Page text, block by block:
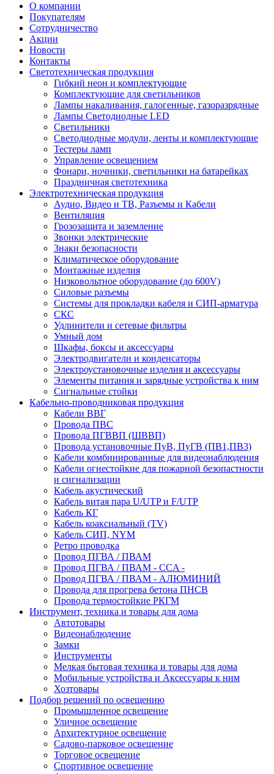
О компании
Покупателям
Сотрудничество
Акции
Новости
Контакты
Светотехническая продукция
Гибкий неон и комплектующие
Комплектующие для светильников
Лампы накаливания, галогенные, газоразрядные
Лампы Светодиодные LED
Светильники
Светодиодные модули, ленты и комплектующие
Тестеры ламп
Управление освещением
Фонари, ночники, светильники на батарейках
Праздничная светотехника
Электротехническая продукция
Аудио, Видео и ТВ, Разъемы и Кабели
Вентиляция
Грозозащита и заземление
Звонки электрические
Знаки безопасности
Климатическое оборудование
Монтажные изделия
Низковольтное оборудование (до 600V)
Силовые разъемы
Системы для прокладки кабеля и СИП-арматура
СКС
Удлинители и сетевые фильтры
Умный дом
Шкафы, боксы и аксессуары
Электродвигатели и конденсаторы
Электроустановочные изделия и аксессуары
Элементы питания и зарядные устройства к ним
Сигнальные стойки
Кабельно-проводниковая продукция
Кабели ВВГ
Провода ПВС
Провода ПГВВП (ШВВП)
Провода установочные ПуВ, ПуГВ (ПВ1,ПВ3)
Кабели комбинированные для видеонаблюдения
Кабели огнестойкие для пожарной безопастности
и сигнализации
Кабель акустический
Кабель витая пара U/UTP и F/UTP
Кабель КГ
Кабель коаксиальный (TV)
Кабель СИП, NYM
Ретро проводка
Провод ПГВА / ПВАМ
Провод ПГВА / ПВАМ - CCA -
Провод ПГВА / ПВАМ - АЛЮМИНИЙ
Провода для прогрева бетона ПНСВ
Провода термостойкие РКГМ
Инструмент, техника и товары для дома
Автотовары
Видеонаблюдение
Замки
Инструменты
Мелкая бытовая техника и товары для дома
Мобильные устройства и Аксессуары к ним
Хозтовары
Подбор решений по освещению
Промышленное освещение
Уличное освещение
Архитектурное освещение
Садово-парковое освещение
Торговое освещение
Спортивное освещение